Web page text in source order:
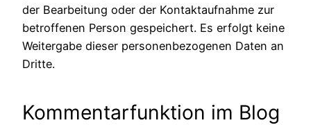
der Bearbeitung oder der Kontaktaufnahme zur
betroffenen Person gespeichert. Es erfolgt keine
Weitergabe dieser personenbezogenen Daten an
Dritte.
Kommentarfunktion im Blog